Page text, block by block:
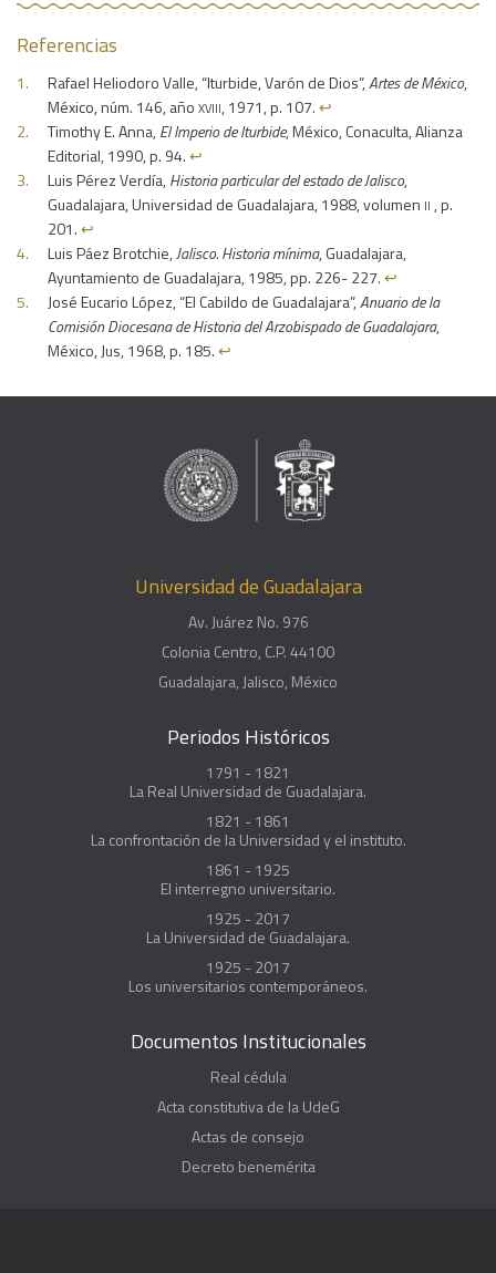
Referencias
Rafael Heliodoro Valle, “Iturbide, Varón de Dios”,Artes de México,
México, núm. 146, añoxviii, 1971, p. 107.↩︎
Timothy E. Anna,El Imperio de Iturbide, México, Conaculta, Alianza
Editorial, 1990, p. 94.↩︎
Luis Pérez Verdía,Historia particular del estado de Jalisco,
Guadalajara, Universidad de Guadalajara, 1988, volumen ii , p.
201.↩︎
Luis Páez Brotchie,Jalisco. Historia mínima, Guadalajara,
Ayuntamiento de Guadalajara, 1985, pp. 226- 227.↩︎
José Eucario López, “El Cabildo de Guadalajara”,Anuario de la
Comisión Diocesana de Historia del Arzobispado de Guadalajara,
México, Jus, 1968, p. 185.↩︎
Universidad de Guadalajara
Av. Juárez No. 976
Colonia Centro, C.P. 44100
Guadalajara, Jalisco, México
Periodos Históricos
1791 - 1821
La Real Universidad de Guadalajara.
1821 - 1861
La confrontación de la Universidad y el instituto.
1861 - 1925
El interregno universitario.
1925 - 2017
La Universidad de Guadalajara.
1925 - 2017
Los universitarios contemporáneos.
Documentos Institucionales
Real cédula
Acta constitutiva de la UdeG
Actas de consejo
Decreto benemérita